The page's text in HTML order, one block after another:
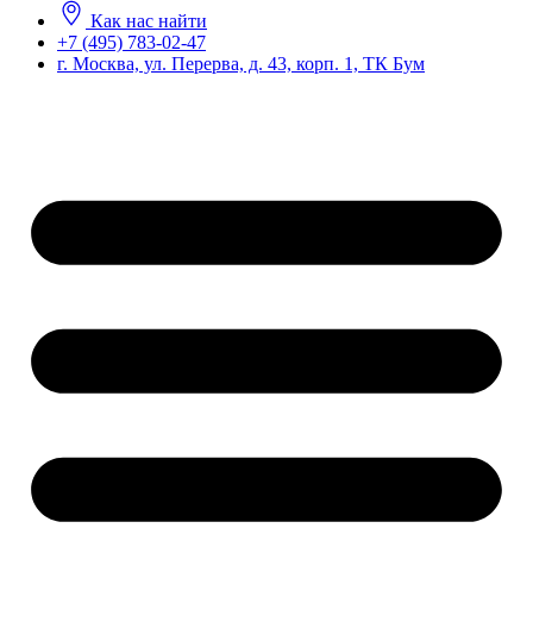
Как нас найти
+7 (495) 783-02-47
г. Москва, ул. Перерва, д. 43, корп. 1, ТК Бум